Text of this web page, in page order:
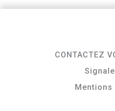
CONTACTEZ
Mentions